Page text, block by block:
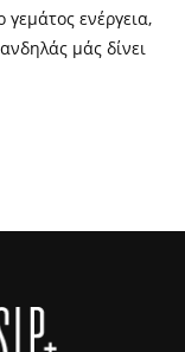
γεμάτος ενέργεια,
μάς δίνει